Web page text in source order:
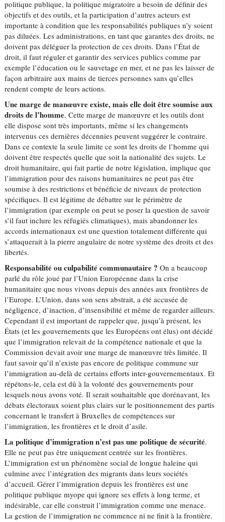
politique publique, la politique migratoire a besoin de définir des
objectifs et des outils, et la participation d’autres acteurs est
importante à condition que les responsabilités publiques n’y soient
pas diluées. Les administrations, en tant que garantes des droits, ne
doivent pas déléguer la protection de ces droits. Dans l’État de
droit, il faut réguler et garantir des services publics comme par
exemple l’éducation ou le sauvetage en mer, et ne pas les laisser de
façon arbitraire aux mains de tierces personnes sans qu’elles
rendent compte de leurs actions.
Une marge de manœuvre existe, mais elle doit être soumise aux
droits de l’homme. Cette marge de manœuvre et les outils dont
elle dispose sont très importants, même si les changements
intervenus ces dernières décennies peuvent suggérer le contraire.
Dans ce contexte la seule limite ce sont les droits de l’homme qui
doivent être respectés quelle que soit la nationalité des sujets. Le
droit humanitaire, qui fait partie de notre législation, implique que
l’immigration pour des raisons humanitaires ne peut pas être
soumise à des restrictions et bénéficie de niveaux de protection
spécifiques. Il est légitime de débattre sur le périmètre de
l’immigration (par exemple on peut se poser la question de savoir
s’il faut inclure les réfugiés climatiques), mais abandonner les
accords internationaux est une question totalement différente qui
s’attaquerait à la pierre angulaire de notre système des droits et des
libertés.
Responsabilité ou culpabilité communautaire ? On a beaucoup
parlé du rôle joué par l’Union Européenne dans la crise
humanitaire que nous vivons depuis des années aux frontières de
l’Europe. L’Union, dans son sens abstrait, a été accusée de
négligence, d’inaction, d’insensibilité et même de regarder ailleurs.
Cependant il est important de rappeler que, jusqu’à présent, les
États (et les gouvernements que les Européens ont élus) ont décidé
que l’immigration relevait de la compétence nationale et que la
Commission devait avoir une marge de manœuvre très limitée. Il
faut savoir qu’il n’existe pas encore de politique commune sur
l’immigration au-delà de certains efforts inter-gouvernementaux. Et
répétons-le, cela est dû à la volonté des gouvernements pour
lesquels nous avons voté. Il serait souhaitable que dorénavant, les
débats électoraux soient plus clairs sur le positionnement des partis
concernant le transfert à Bruxelles de compétences sur
l’immigration, les frontières et le droit d’asile.
La politique d’immigration n’est pas une politique de sécurité.
Elle ne peut pas être uniquement centrée sur les frontières.
L’immigration est un phénomène social de longue haleine qui
culmine avec l’intégration des migrants dans leurs sociétés
d’accueil. Gérer l’immigration depuis les frontières est une
politique publique myope qui ignore ses effets à long terme, et
indésirable, car elle construit l’immigration comme une menace.
La gestion de l’immigration ne commence ni ne finit à la frontière.